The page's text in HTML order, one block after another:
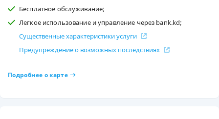
Бесплатное обслуживание;
Легкое использование и управление через bank.kd;
Существенные характеристики услуги
Предупреждение о возможных последствиях
Подробнее о карте